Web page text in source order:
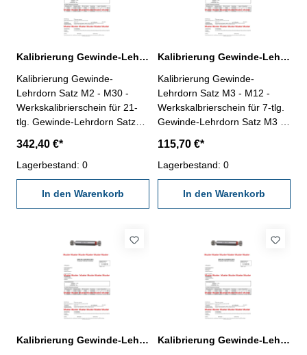
Kalibrierung Gewinde-Lehrdorn Satz M2 - M30 21-tlg.
Kalibrierung Gewinde-
Lehrdorn Satz M2 - M30 -
Werkskalibrierschein für 21-
tlg. Gewinde-Lehrdorn Satz
Toleranz 6H - erstellt durch ein
Kalibrierlabor- nach den
gültigen Vorschriften von
VDI/VDE/DGQ 2618 oder
nach angegebenen
342,40 €*
Lagerbestand: 0
In den Warenkorb
Kalibrierung Gewinde-Lehrdorn Satz M3 - M12 7-tlg.
Kalibrierung Gewinde-
Lehrdorn Satz M3 - M12 -
Werkskalbrierschein für 7-tlg.
Gewinde-Lehrdorn Satz M3 -
6H - erstellt durch ein
Kalibrierlabor- nach den
gültigen Vorschriften von
VDI/VDE/DGQ 2618 oder
nach angegebenen
115,70 €*
Lagerbestand: 0
In den Warenkorb
Kalibrierung Gewinde-Lehrdorne > M20 - M62 6H
Kalibrierung Gewinde-Lehrdorne > M3 - M20 6H